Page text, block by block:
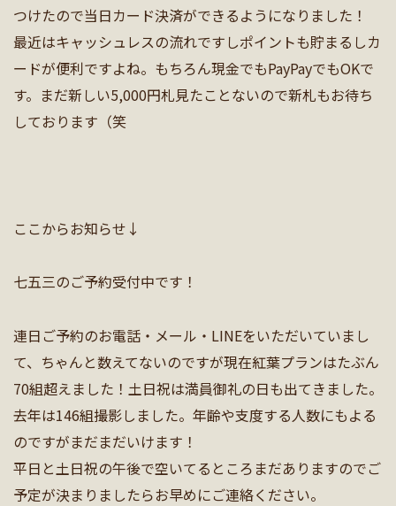
つけたので当日カード決済ができるようになりました！
最近はキャッシュレスの流れですしポイントも貯まるしカ
ードが便利ですよね。もちろん現金でもPayPayでもOKで
す。まだ新しい5,000円札見たことないので新札もお待ち
しております（笑
ここからお知らせ↓
七五三のご予約受付中です！
連日ご予約のお電話・メール・LINEをいただいていまし
て、ちゃんと数えてないのですが現在紅葉プランはたぶん
70組超えました！土日祝は満員御礼の日も出てきました。
去年は146組撮影しました。年齢や支度する人数にもよる
のですがまだまだいけます！
平日と土日祝の午後で空いてるところまだありますのでご
予定が決まりましたらお早めにご連絡ください。